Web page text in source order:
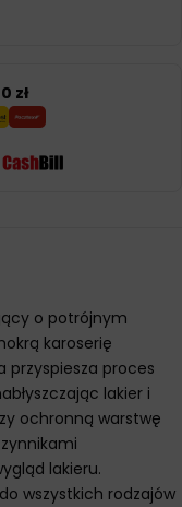
zł
o potrójnym
karoserię
przyspiesza proces
lakier i
ochronną warstwę
lakieru.
wszystkich rodzajów